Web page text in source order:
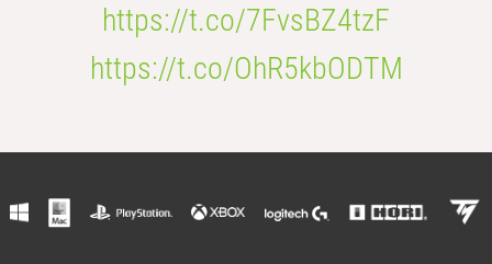
https://t.co/7FvsBZ4tzF
https://t.co/OhR5kbODTM